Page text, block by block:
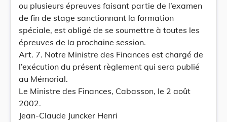
ou plusieurs épreuves faisant partie de l’examen
de fin de stage sanctionnant la formation
spéciale, est obligé de se soumettre à toutes les
épreuves de la prochaine session.
Art. 7. Notre Ministre des Finances est chargé de
l’exécution du présent règlement qui sera publié
au Mémorial.
Le Ministre des Finances, Cabasson, le 2 août
2002.
Jean-Claude Juncker Henri